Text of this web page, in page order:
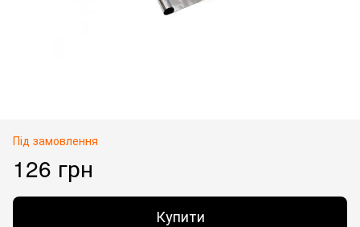
Під замовлення
126 грн
Купити